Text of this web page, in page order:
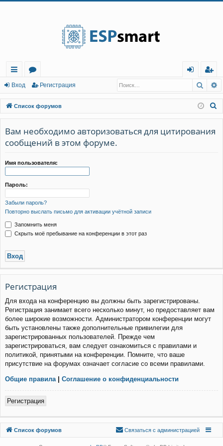
с
ы
лк
и
о
ру
м
ы
д
г
ис
тр
ац
Вход Регистрация
Список форумов
Вам необходимо авторизоваться для цитирования
сообщений в этом форуме.
Имя пользователя:
Пароль:
Забыли пароль?
Повторно выслать письмо для активации учётной записи
Запомнить меня
Скрыть моё пребывание на конференции в этот раз
Регистрация
Для входа на конференцию вы должны быть зарегистрированы.
Регистрация занимает всего несколько минут, но предоставляет вам
более широкие возможности. Администратором конференции могут
быть установлены также дополнительные привилегии для
зарегистрированных пользователей. Прежде чем
зарегистрироваться, вам следует ознакомиться с правилами и
политикой, принятыми на конференции. Помните, что ваше
присутствие на форумах означает согласие со всеми правилами.
Общие правила | Соглашение о конфиденциальности
Регистрация
Список форумов
Связаться с
Связаться с администрацией